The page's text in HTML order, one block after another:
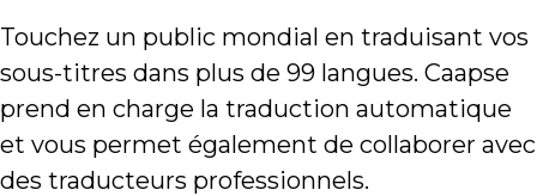
Touchez un public mondial en traduisant vos
sous-titres dans plus de 99 langues. Caapse
prend en charge la traduction automatique
et vous permet également de collaborer avec
des traducteurs professionnels.